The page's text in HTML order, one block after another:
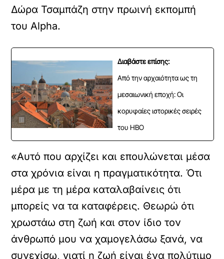
Δώρα Τσαμπάζη στην πρωινή εκπομπή
του Alpha.
Διαβάστε επίσης:
Από την αρχαιότητα ως τη
μεσαιωνική εποχή: Οι
κορυφαίες ιστορικές σειρές
του HBO
«Αυτό που αρχίζει και επουλώνεται μέσα
στα χρόνια είναι η πραγματικότητα. Ότι
μέρα με τη μέρα καταλαβαίνεις ότι
μπορείς να τα καταφέρεις. Θεωρώ ότι
χρωστάω στη ζωή και στον ίδιο τον
άνθρωπό μου να χαμογελάσω ξανά, να
συνεχίσω, γιατί η ζωή είναι ένα πολύτιμο